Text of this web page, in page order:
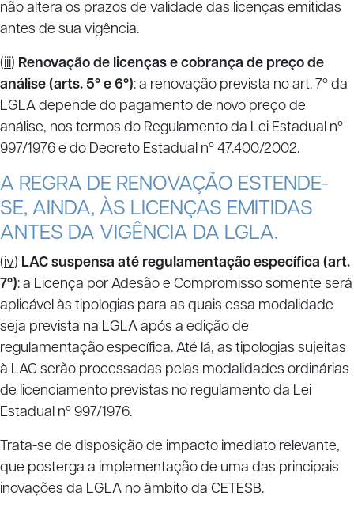
não altera os prazos de validade das licenças emitidas
antes de sua vigência.
(iii) Renovação de licenças e cobrança de preço de
análise (arts. 5º e 6º): a renovação prevista no art. 7º da
LGLA depende do pagamento de novo preço de
análise, nos termos do Regulamento da Lei Estadual nº
997/1976 e do Decreto Estadual nº 47.400/2002.
A REGRA DE RENOVAÇÃO ESTENDE-
SE, AINDA, ÀS LICENÇAS EMITIDAS
ANTES DA VIGÊNCIA DA LGLA.
(iv) LAC suspensa até regulamentação específica (art.
7º): a Licença por Adesão e Compromisso somente será
aplicável às tipologias para as quais essa modalidade
seja prevista na LGLA após a edição de
regulamentação específica. Até lá, as tipologias sujeitas
à LAC serão processadas pelas modalidades ordinárias
de licenciamento previstas no regulamento da Lei
Estadual nº 997/1976.
Trata-se de disposição de impacto imediato relevante,
que posterga a implementação de uma das principais
inovações da LGLA no âmbito da CETESB.